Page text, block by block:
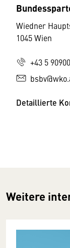
Wiedner
1045 Wien
+43 5
Detaillierte
Weitere